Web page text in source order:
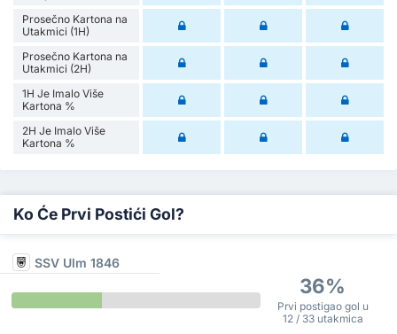
Prosečno Kartona na
Utakmici (1H)
Prosečno Kartona na
Utakmici (2H)
1H Je Imalo Više
Kartona %
2H Je Imalo Više
Kartona %
Ko Će Prvi Postići Gol?
SSV Ulm 1846
36%
Prvi postigao gol u
12 / 33 utakmica